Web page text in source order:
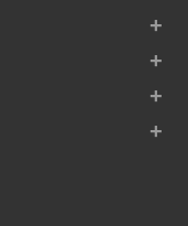
+
+
+
+